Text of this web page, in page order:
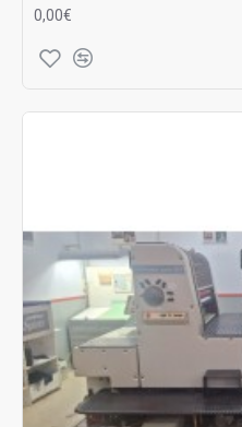
0,00€